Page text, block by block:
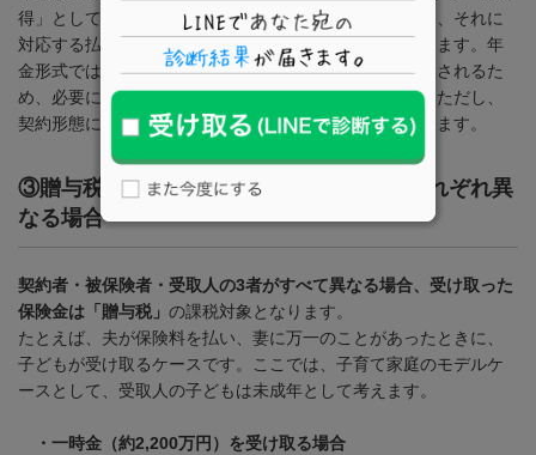
得」として扱われます。その年に受け取った年金額から、それに
対応する払込保険料を差し引いた金額が課税対象となります。年
金形式では、受け取り時に原則として所得税が源泉徴収されるた
め、必要に応じて確定申告を行って税額を精算します。ただし、
契約形態によっては源泉徴収の対象外となる場合もあります。
③贈与税：契約者・被保険者・受取人がそれぞれ異
なる場合
契約者・被保険者・受取人の3者がすべて異なる場合、受け取った
保険金は「贈与税」 の課税対象となります。
たとえば、夫が保険料を払い、妻に万一のことがあったときに、
子どもが受け取るケースです。ここでは、子育て家庭のモデルケ
ースとして、受取人の子どもは未成年として考えます。
・一時金（約2,200万円）を受け取る場合